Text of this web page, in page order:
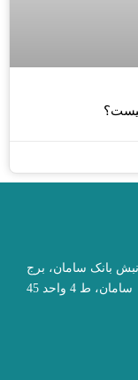
نبش بانک سامان، برج
سامان، ط 4 واحد 45